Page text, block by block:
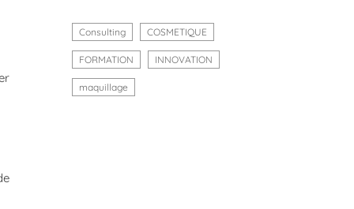
Consulting COSMETIQUE
FORMATION INNOVATION
maquillage